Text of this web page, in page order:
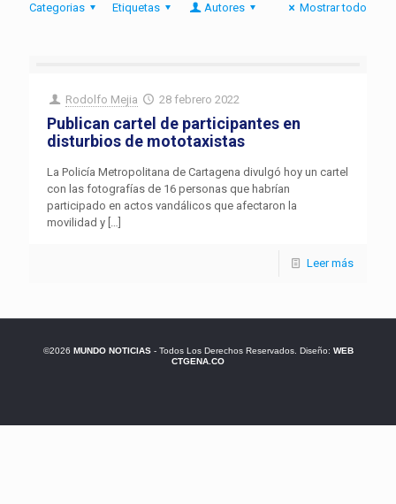
Categorias Etiquetas Autores Mostrar todo
Rodolfo Mejia 28 febrero 2022
Publican cartel de participantes en
disturbios de mototaxistas
La Policía Metropolitana de Cartagena divulgó hoy un cartel
con las fotografías de 16 personas que habrían
participado en actos vandálicos que afectaron la
movilidad y […]
Leer más
©2026 MUNDO NOTICIAS- Todos Los Derechos Reservados. Diseño: WEB
CTGENA.CO